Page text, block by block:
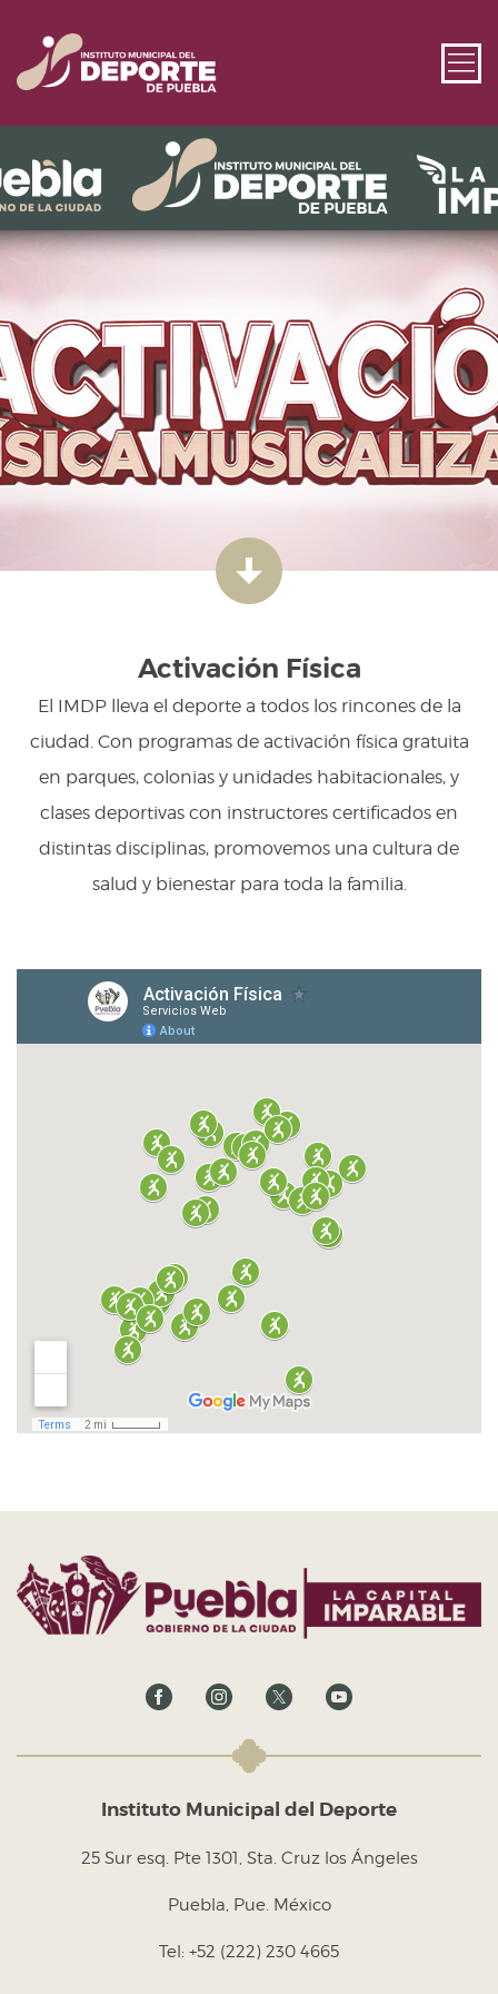
Activación Física
El IMDP lleva el deporte a todos los rincones de la
ciudad. Con programas de activación física gratuita
en parques, colonias y unidades habitacionales, y
clases deportivas con instructores certificados en
distintas disciplinas, promovemos una cultura de
salud y bienestar para toda la familia.
Instituto Municipal del Deporte
25 Sur esq. Pte 1301, Sta. Cruz los Ángeles
Puebla, Pue. México
Tel: +52 (222) 230 4665